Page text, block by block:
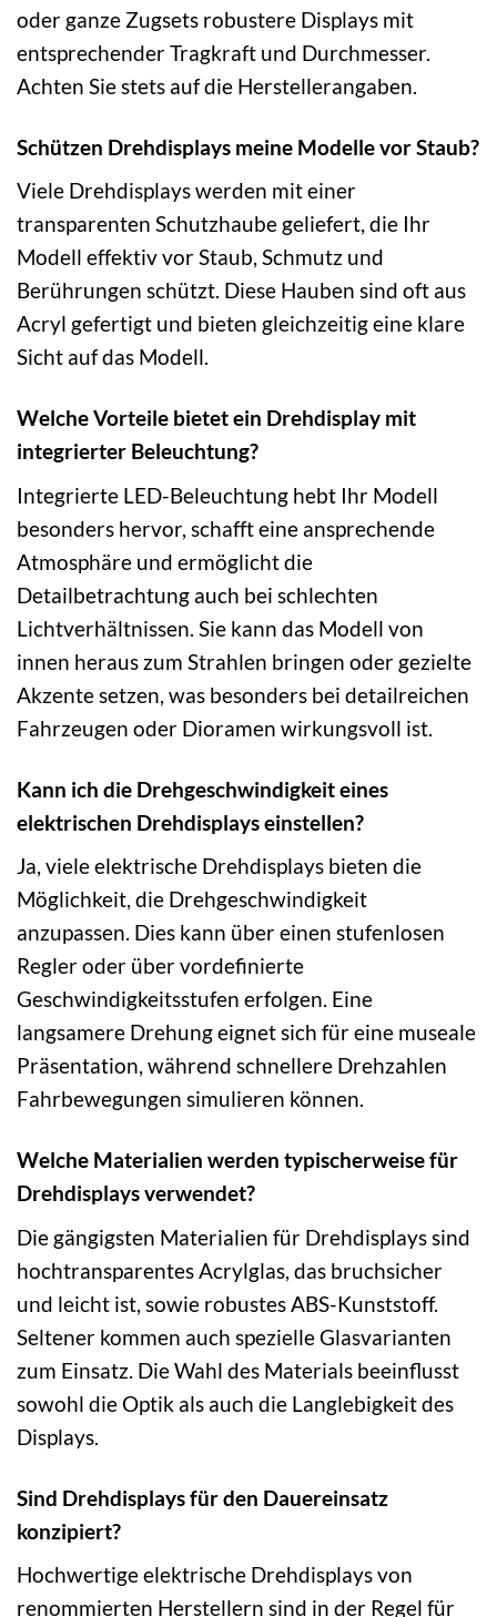
oder ganze Zugsets robustere Displays mit
entsprechender Tragkraft und Durchmesser.
Achten Sie stets auf die Herstellerangaben.
Schützen Drehdisplays meine Modelle vor Staub?
Viele Drehdisplays werden mit einer
transparenten Schutzhaube geliefert, die Ihr
Modell effektiv vor Staub, Schmutz und
Berührungen schützt. Diese Hauben sind oft aus
Acryl gefertigt und bieten gleichzeitig eine klare
Sicht auf das Modell.
Welche Vorteile bietet ein Drehdisplay mit
integrierter Beleuchtung?
Integrierte LED-Beleuchtung hebt Ihr Modell
besonders hervor, schafft eine ansprechende
Atmosphäre und ermöglicht die
Detailbetrachtung auch bei schlechten
Lichtverhältnissen. Sie kann das Modell von
innen heraus zum Strahlen bringen oder gezielte
Akzente setzen, was besonders bei detailreichen
Fahrzeugen oder Dioramen wirkungsvoll ist.
Kann ich die Drehgeschwindigkeit eines
elektrischen Drehdisplays einstellen?
Ja, viele elektrische Drehdisplays bieten die
Möglichkeit, die Drehgeschwindigkeit
anzupassen. Dies kann über einen stufenlosen
Regler oder über vordefinierte
Geschwindigkeitsstufen erfolgen. Eine
langsamere Drehung eignet sich für eine museale
Präsentation, während schnellere Drehzahlen
Fahrbewegungen simulieren können.
Welche Materialien werden typischerweise für
Drehdisplays verwendet?
Die gängigsten Materialien für Drehdisplays sind
hochtransparentes Acrylglas, das bruchsicher
und leicht ist, sowie robustes ABS-Kunststoff.
Seltener kommen auch spezielle Glasvarianten
zum Einsatz. Die Wahl des Materials beeinflusst
sowohl die Optik als auch die Langlebigkeit des
Displays.
Sind Drehdisplays für den Dauereinsatz
konzipiert?
Hochwertige elektrische Drehdisplays von
renommierten Herstellern sind in der Regel für